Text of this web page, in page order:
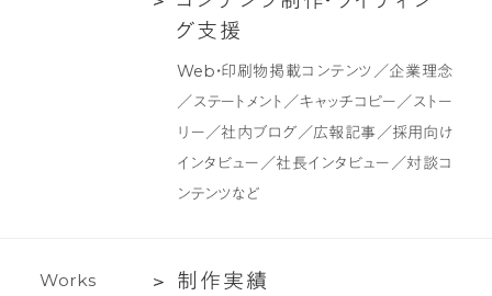
作・
テ
グ支援
Web・印刷物掲載コンテンツ／企業理念
／ステートメント／キャッチコピー／ストー
リー／社内ブログ／広報記事／採用向け
インタビュー／社長インタビュー／対談コ
ンテンツなど
Works
制 制 作実績